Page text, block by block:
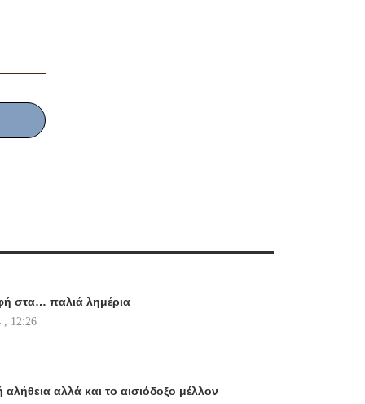
στα… παλιά λημέρια
, 12:26
αλλά και το αισιόδοξο μέλλον